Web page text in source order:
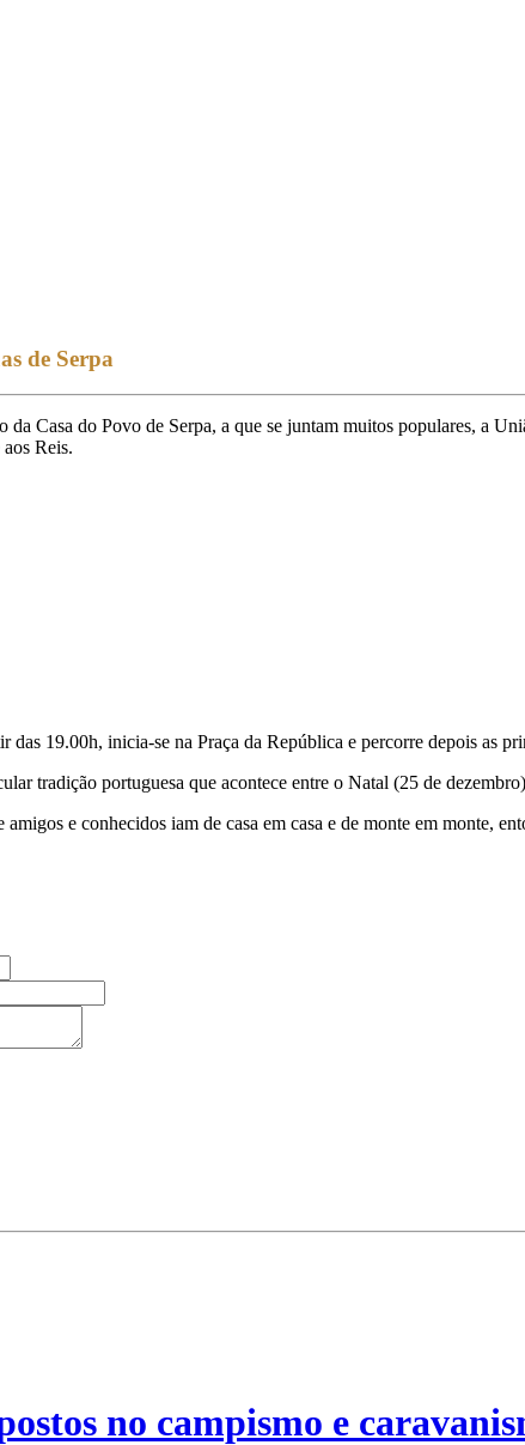
de Serpa
Casa do Povo de Serpa, a que se juntam muitos populares, a
Reis.
19.00h, inicia-se na Praça da República e percorre depois as
tradição portuguesa que acontece entre o Natal (25 de
e conhecidos iam de casa em casa e de monte em monte,
no campismo e